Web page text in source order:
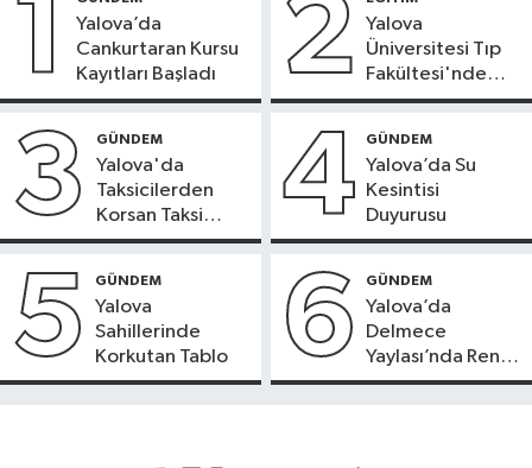
1
Yalova’da
Cankurtaran Kursu
Kayıtları Başladı
2
Yalova
Üniversitesi Tıp
Fakültesi'nde
Yeni Dönem
3 GÜNDEM
Yalova'da
Taksicilerden
Korsan Taksi
Tepkisi
4 GÜNDEM
Yalova’da Su
Kesintisi
Duyurusu
5 GÜNDEM
Yalova
Sahillerinde
Korkutan Tablo
6 GÜNDEM
Yalova’da
Delmece
Yaylası’nda Renkli
Aile Kampı